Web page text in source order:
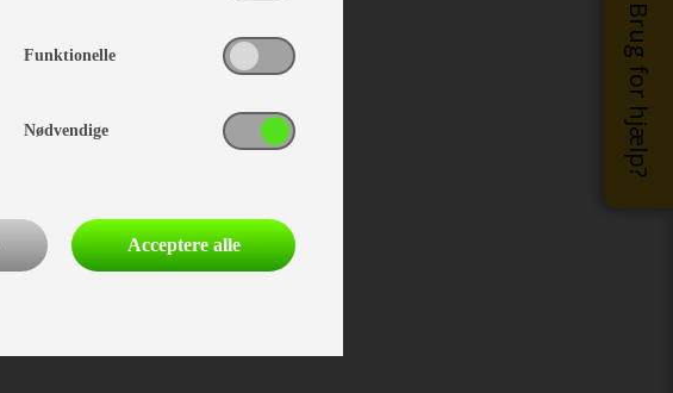
Brug for hjælp?
Funktionelle
Nødvendige
Acceptere alle